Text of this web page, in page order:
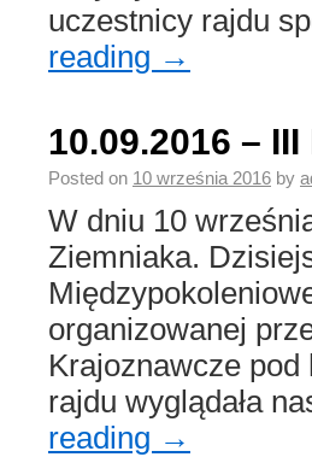
uczestnicy rajdu
reading →
10.09.2016 –
Posted on 10 września 2016 by
W dniu 10
Ziemniaka.
organizowanej
Krajoznawcze pod
rajdu wyglądała
reading →